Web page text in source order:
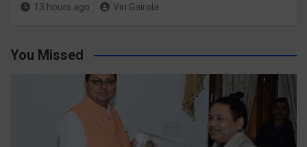
13 hours ago Viri Gairola
You Missed